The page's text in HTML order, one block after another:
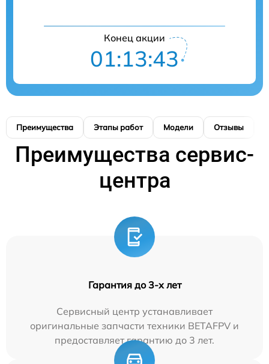
Конец акции
01:13:43
Преимущества Этапы работ Модели Отзывы
Преимущества сервис-
центра
Гарантия до 3-х лет
Сервисный центр устанавливает
оригинальные запчасти техники BETAFPV и
предоставляет гарантию до 3 лет.